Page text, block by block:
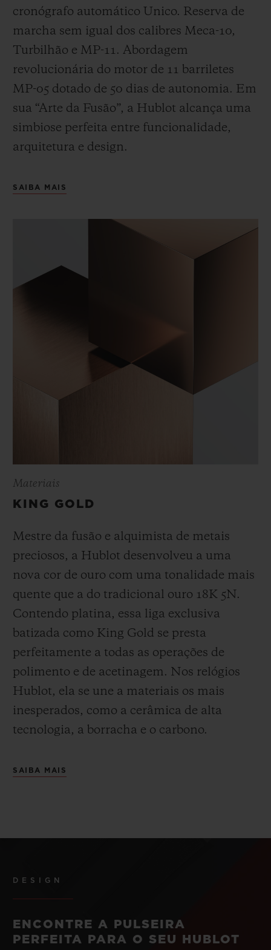
cronógrafo automático Unico. Reserva de
marcha sem igual dos calibres Meca-10,
Turbilhão e MP-11. Abordagem
revolucionária do motor de 11 barriletes
MP-05 dotado de 50 dias de autonomia. Em
sua “Arte da Fusão”, a Hublot alcança uma
simbiose perfeita entre funcionalidade,
arquitetura e design.
SAIBA MAIS
Materiais
KING GOLD
Mestre da fusão e alquimista de metais
preciosos, a Hublot desenvolveu a uma
nova cor de ouro com uma tonalidade mais
quente que a do tradicional ouro 18K 5N.
Contendo platina, essa liga exclusiva
batizada como King Gold se presta
perfeitamente a todas as operações de
polimento e de acetinagem. Nos relógios
Hublot, ela se une a materiais os mais
inesperados, como a cerâmica de alta
tecnologia, a borracha e o carbono.
SAIBA MAIS
DESIGN
ENCONTRE A PULSEIRA
PERFEITA PARA O SEU HUBLOT